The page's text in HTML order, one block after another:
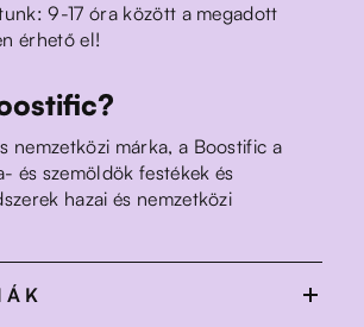
9-17 óra között a megadott
érhető el!
nemzetközi márka, a Boostific a
és szemöldök festékek és
hazai és nemzetközi